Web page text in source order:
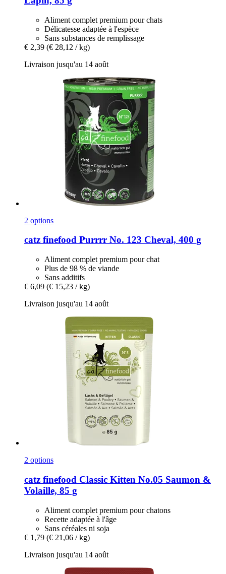
Aliment complet premium pour chats
Délicatesse adaptée à l'espèce
Sans substances de remplissage
€ 2,39 (€ 28,12 / kg)
Livraison jusqu'au 14 août
2 options
catz finefood Purrrr No. 123 Cheval, 400 g
Aliment complet premium pour chat
Plus de 98 % de viande
Sans additifs
€ 6,09 (€ 15,23 / kg)
Livraison jusqu'au 14 août
2 options
catz finefood Classic Kitten No.05 Saumon &
Volaille, 85 g
Aliment complet premium pour chatons
Recette adaptée à l'âge
Sans céréales ni soja
€ 1,79 (€ 21,06 / kg)
Livraison jusqu'au 14 août